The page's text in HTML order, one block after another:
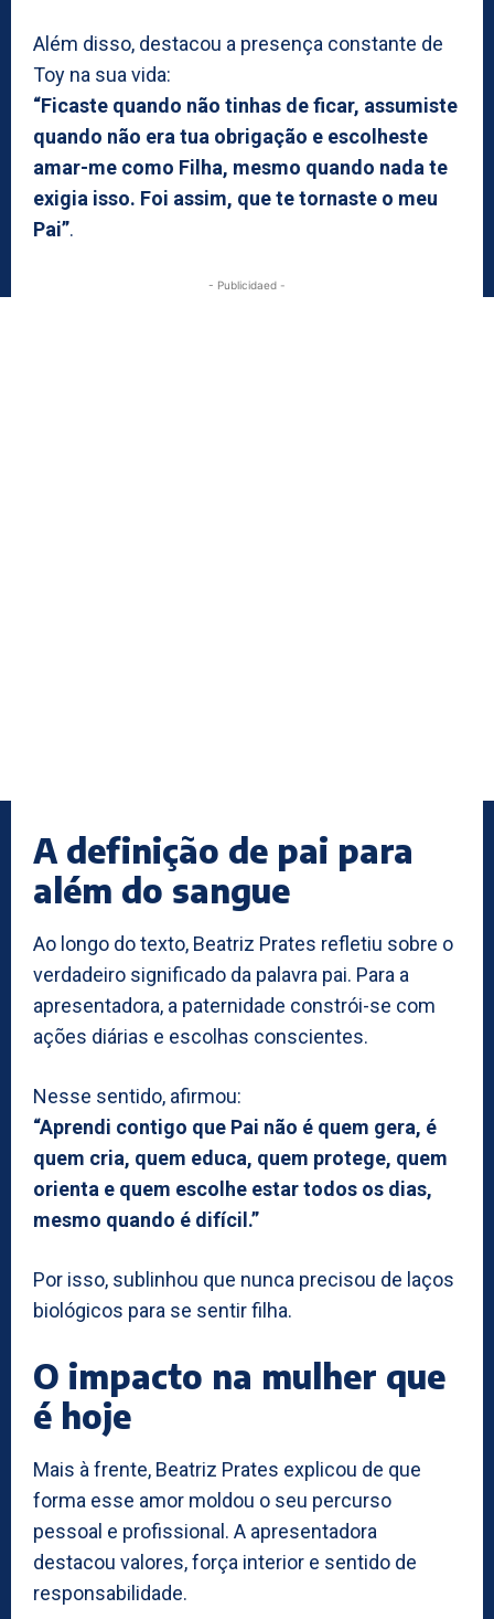
Além disso, destacou a presença constante de
Toy na sua vida:
“Ficaste quando não tinhas de ficar, assumiste
quando não era tua obrigação e escolheste
amar-me como Filha, mesmo quando nada te
exigia isso. Foi assim, que te tornaste o meu
Pai”.
- Publicidaed -
A definição de pai para
além do sangue
Ao longo do texto, Beatriz Prates refletiu sobre o
verdadeiro significado da palavra pai. Para a
apresentadora, a paternidade constrói-se com
ações diárias e escolhas conscientes.
Nesse sentido, afirmou:
“Aprendi contigo que Pai não é quem gera, é
quem cria, quem educa, quem protege, quem
orienta e quem escolhe estar todos os dias,
mesmo quando é difícil.”
Por isso, sublinhou que nunca precisou de laços
biológicos para se sentir filha.
O impacto na mulher que
é hoje
Mais à frente, Beatriz Prates explicou de que
forma esse amor moldou o seu percurso
pessoal e profissional. A apresentadora
destacou valores, força interior e sentido de
responsabilidade.